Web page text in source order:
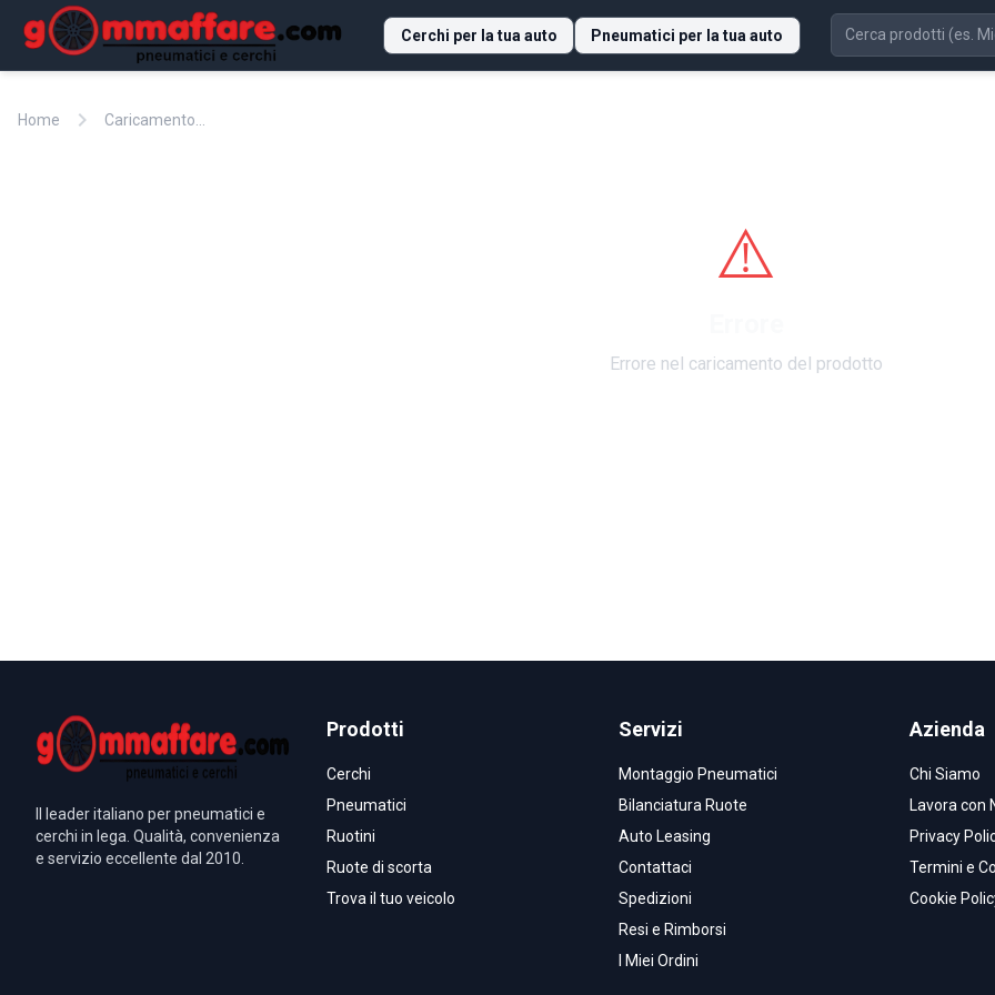
Cerchi per la tua auto Pneumatici per la tua auto
Home chevron_right Caricamento...
⚠️
Errore nel caricamento del prodotto
Il leader italiano per pneumatici e
cerchi in lega. Qualità, convenienza
e servizio eccellente dal 2010.
Prodotti
Cerchi
Pneumatici
Ruotini
Ruote di scorta
Trova il tuo veicolo
Servizi
Montaggio Pneumatici
Bilanciatura Ruote
Auto Leasing
Contattaci
Spedizioni
Resi e Rimborsi
I Miei Ordini
Azienda
Chi Siamo
Lavora con
Privacy
Termini e
Cookie